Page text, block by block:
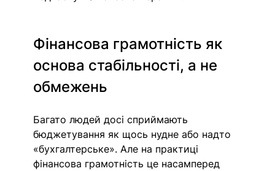
Фінансова грамотність як
основа стабільності, а не
обмежень
Багато людей досі сприймають
бюджетування як щось нудне або надто
«бухгалтерське». Але на практиці
фінансова грамотність це насамперед